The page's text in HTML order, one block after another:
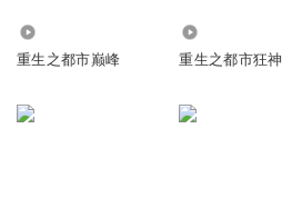
重生之都市巅峰 重生之都市狂神